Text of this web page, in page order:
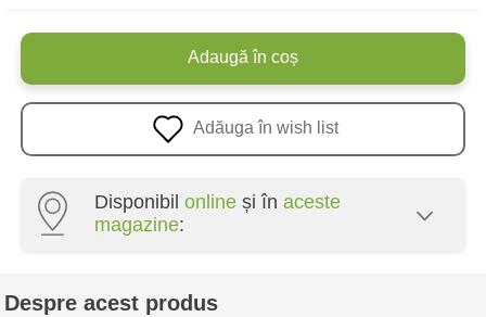
Adaugă în coș
Adăuga în wish list
Disponibil online și în aceste
magazine:
Despre acest produs